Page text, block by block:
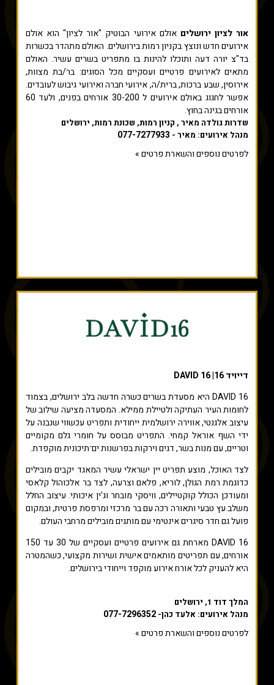
אור לציון ירושלים אולם אירועי הבוטיק "אור לציון" הוא אולם
אירועים חדש ונוצץ בקניון רמות בירושלים. האולם מתהדר בכשרות
בד"צ יורה דעה ותוכלו להינות בו מתפריט בשרים עשיר. האולם
מתאים לאירועים פרטיים ועסקיים מכל הסוגים: בר/בת מצוות,
אירוסין, שבע ברכות, ברית/ה, אירועי חברה ואירועי גיבוש לעובדים.
אפשר לחגוג באולם אירועים ל 30-200 אורחים בפנים, ולעד 60
אורחים בגינה בחוץ.
שדרות גולדה מאיר , קניון רמות, שכונת רמות, ירושלים
מנהל אירועים: מאיר - 077-7277933
לפרטים נוספים והשארת פרטים »
דייויד 16| DAVID 16
DAVID 16 היא מסעדת בשרים כשרה חדשה בלב ירושלים, בצמוד
לחומות העיר העתיקה ולטיילת ממילא. המסעדה מציעה שילוב של
עיצוב אלגנטי, אווירה ירושלמית ייחודית ותפריט עכשווי שנבנה על
ידי השף אוראל קמחי. התפריט מבוסס על חומרי גלם מקומיים
וטריים, עם מנות בשר, דגים וירקות בפרשנות ים־תיכונית מוקפדת.
לצד האוכל, מוצע תפריט יין ישראלי עשיר המאגד יקבים מובילים
כדוגמת רמת הגולן, לוריא, פלאם וצרעה, לצד בר אלכוהול קלאסי
ומעודכן הכולל קוקטיילים, וויסקי מובחר וג'ין איכותי. עיצוב החלל
משלב עץ טבעי ותאורה רכה עם בר מרכזי ומרפסת פרטית, ובמקום
פועל גם חדר סיגרים אינטימי עם מותגים מובילים מרחבי העולם.
DAVID 16 מארחת גם אירועים פרטיים ועסקיים של 30 עד 150
אורחים, עם תפריטים מותאמים אישית ושירות מקצועי, כשהמטרה
היא להעניק לכל אורח אירוע מוקפד וייחודי בירושלים.
המלך דוד 1, ירושלים
מנהל אירועים: אלעד כהן- 077-7296352
לפרטים נוספים והשארת פרטים »